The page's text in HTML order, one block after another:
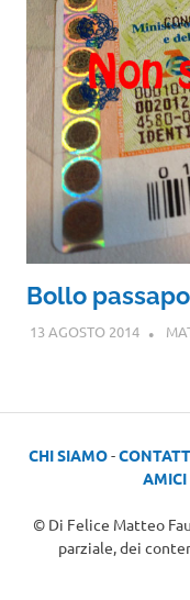
Bollo
13 AGOSTO 2014
CHI SIAMO-
AMICI
© Di Felice Matteo
parziale, dei